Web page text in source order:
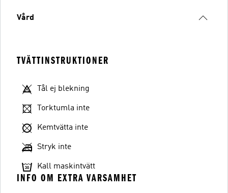
Vård
TVÄTTINSTRUKTIONER
Tål ej blekning
Torktumla inte
Kemtvätta inte
Stryk inte
Kall maskintvätt
INFO OM EXTRA VARSAMHET